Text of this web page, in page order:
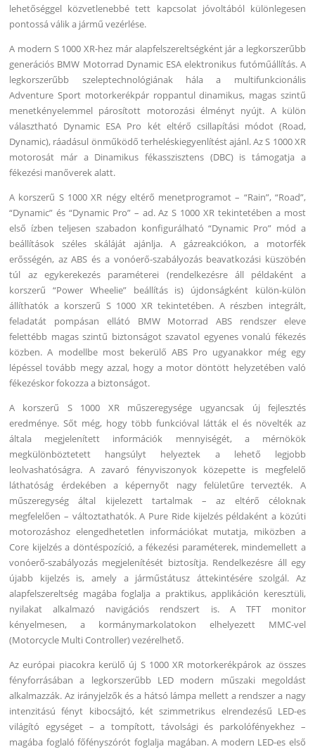
lehetőséggel közvetlenebbé tett kapcsolat jóvoltából különlegesen
pontossá válik a jármű vezérlése.
A modern S 1000 XR-hez már alapfelszereltségként jár a legkorszerűbb
generációs BMW Motorrad Dynamic ESA elektronikus futóműállítás. A
legkorszerűbb szeleptechnológiának hála a multifunkcionális
Adventure Sport motorkerékpár roppantul dinamikus, magas szintű
menetkényelemmel párosított motorozási élményt nyújt. A külön
választható Dynamic ESA Pro két eltérő csillapítási módot (Road,
Dynamic), ráadásul önműködő terheléskiegyenlítést ajánl. Az S 1000 XR
motorosát már a Dinamikus fékasszisztens (DBC) is támogatja a
fékezési manőverek alatt.
A korszerű S 1000 XR négy eltérő menetprogramot – “Rain”, “Road”,
“Dynamic” és “Dynamic Pro” – ad. Az S 1000 XR tekintetében a most
első ízben teljesen szabadon konfigurálható “Dynamic Pro” mód a
beállítások széles skáláját ajánlja. A gázreakciókon, a motorfék
erősségén, az ABS és a vonóerő-szabályozás beavatkozási küszöbén
túl az egykerekezés paraméterei (rendelkezésre áll példaként a
korszerű “Power Wheelie” beállítás is) újdonságként külön-külön
állíthatók a korszerű S 1000 XR tekintetében. A részben integrált,
feladatát pompásan ellátó BMW Motorrad ABS rendszer eleve
felettébb magas szintű biztonságot szavatol egyenes vonalú fékezés
közben. A modellbe most bekerülő ABS Pro ugyanakkor még egy
lépéssel tovább megy azzal, hogy a motor döntött helyzetében való
fékezéskor fokozza a biztonságot.
A korszerű S 1000 XR műszeregysége ugyancsak új fejlesztés
eredménye. Sőt még, hogy több funkcióval látták el és növelték az
általa megjelenített információk mennyiségét, a mérnökök
megkülönböztetett hangsúlyt helyeztek a lehető legjobb
leolvashatóságra. A zavaró fényviszonyok közepette is megfelelő
láthatóság érdekében a képernyőt nagy felületűre tervezték. A
műszeregység által kijelezett tartalmak – az eltérő céloknak
megfelelően – változtathatók. A Pure Ride kijelzés példaként a közúti
motorozáshoz elengedhetetlen információkat mutatja, miközben a
Core kijelzés a döntéspozíció, a fékezési paraméterek, mindemellett a
vonóerő-szabályozás megjelenítését biztosítja. Rendelkezésre áll egy
újabb kijelzés is, amely a járműstátusz áttekintésére szolgál. Az
alapfelszereltség magába foglalja a praktikus, applikáción keresztüli,
nyilakat alkalmazó navigációs rendszert is. A TFT monitor
kényelmesen, a kormánymarkolatokon elhelyezett MMC-vel
(Motorcycle Multi Controller) vezérelhető.
Az európai piacokra kerülő új S 1000 XR motorkerékpárok az összes
fényforrásában a legkorszerűbb LED modern műszaki megoldást
alkalmazzák. Az irányjelzők és a hátsó lámpa mellett a rendszer a nagy
intenzitású fényt kibocsájtó, két szimmetrikus elrendezésű LED-es
világító egységet – a tompított, távolsági és parkolófényekhez –
magába foglaló főfényszórót foglalja magában. A modern LED-es első